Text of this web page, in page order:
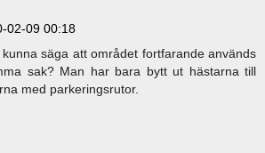
02-09 00:18
säga att området fortfarande används
sak? Man har bara bytt ut hästarna till
med parkeringsrutor.